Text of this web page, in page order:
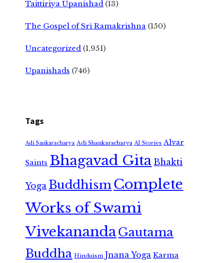
Taittiriya Upanishad (13)
The Gospel of Sri Ramakrishna (150)
Uncategorized (1,951)
Upanishads (746)
Tags
Adi Sankaracharya Adi Shankaracharya AI Stories Alvar
Saints Bhagavad GitaBhakti
Yoga Buddhism Complete
Works of Swami
VivekanandaGautama
Buddha Hinduism Jnana Yoga Karma